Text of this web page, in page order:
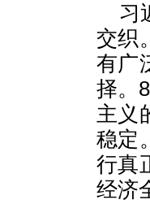
习
交织
有广
择。
主义
稳定
行真
经济